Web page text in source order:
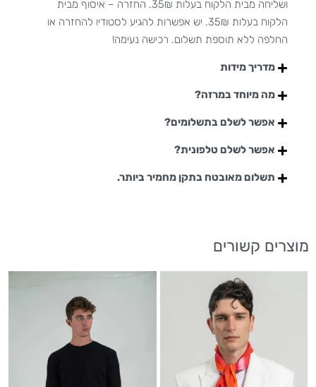
ושליחה מבית הלקוח בעלות 35₪. החזרה – איסוף מבית
הלקוח בעלות 35₪. יש אפשרות להגיע לסטודיו להחזרה או
החלפה ללא תוספת תשלום. רכישה נעימה!
מדריך מידות
מה מיוחד במרזה?
אפשר לשלם בתשלומים?
אפשר לשלם טלפונית?
תשלום מאובטח בתקן מחמיר ביותר.
מוצרים קשורים